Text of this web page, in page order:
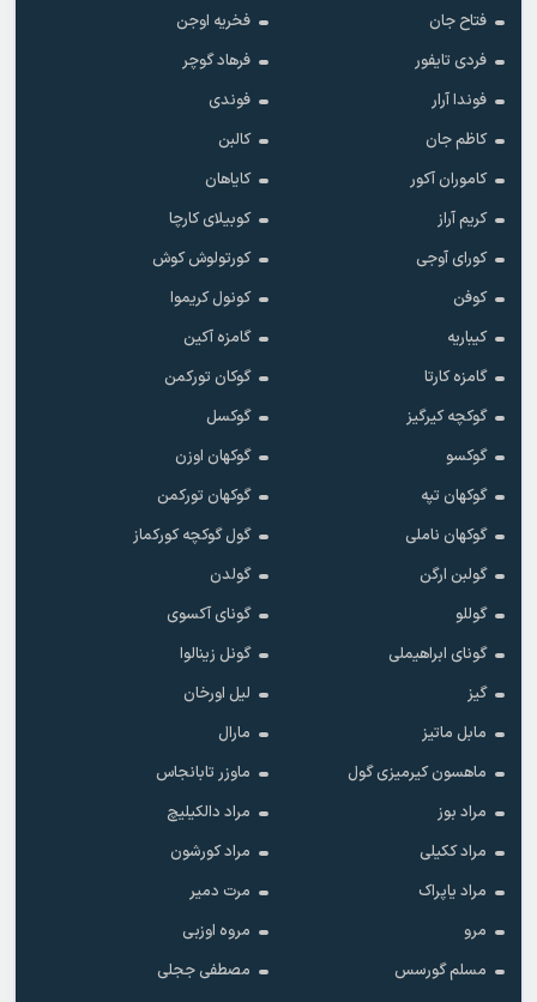
فتاح جان
فخریه اوجن
فردی تایفور
فرهاد گوچر
فوندا آرار
فوندی
کاظم جان
کالبن
کاموران آکور
کایاهان
کریم آراز
کوبیلای کارچا
کورای آوجی
کورتولوش کوش
کوفن
کونول کریموا
کیباریه
گامزه آکین
گامزه کارتا
گوکان تورکمن
گوکچه کیرگیز
گوکسل
گوکسو
گوکهان اوزن
گوکهان تپه
گوکهان تورکمن
گوکهان ناملی
گول گوکچه کورکماز
گولبن ارگن
گولدن
گوللو
گونای آکسوی
گونای ابراهیملی
گونل زینالوا
گیز
لیل اورخان
مابل ماتیز
مارال
ماهسون کیرمیزی گول
ماوزر تابانجاس
مراد بوز
مراد دالکیلیچ
مراد ککیلی
مراد کورشون
مراد یاپراک
مرت دمیر
مرو
مروه اوزبی
مسلم گورسس
مصطفی ججلی